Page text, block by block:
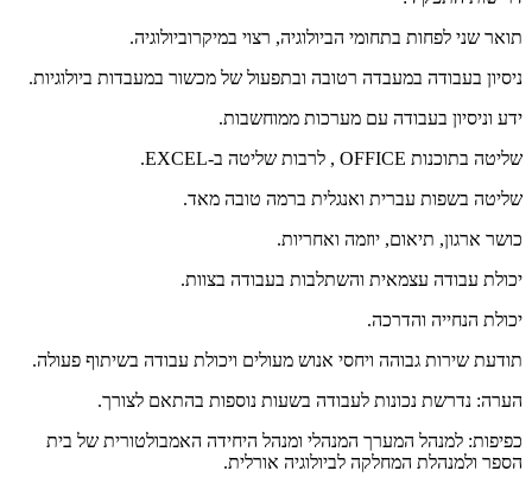
תואר שני לפחות בתחומי הביולוגיה, רצוי במיקרוביולוגיה.
ניסיון בעבודה במעבדה רטובה ובתפעול של מכשור במעבדות ביולוגיות.
ידע וניסיון בעבודה עם מערכות ממוחשבות.
שליטה בתוכנות OFFICE , לרבות שליטה ב-EXCEL.
שליטה בשפות עברית ואנגלית ברמה טובה מאד.
כושר ארגון, תיאום, יוזמה ואחריות.
יכולת עבודה עצמאית והשתלבות בעבודה בצוות.
יכולת הנחייה והדרכה.
תודעת שירות גבוהה ויחסי אנוש מעולים ויכולת עבודה בשיתוף פעולה.
הערה: נדרשת נכונות לעבודה בשעות נוספות בהתאם לצורך.
כפיפות: למנהל המערך המנהלי ומנהל היחידה האמבולטורית של בית
הספר ולמנהלת המחלקה לביולוגיה אורלית.